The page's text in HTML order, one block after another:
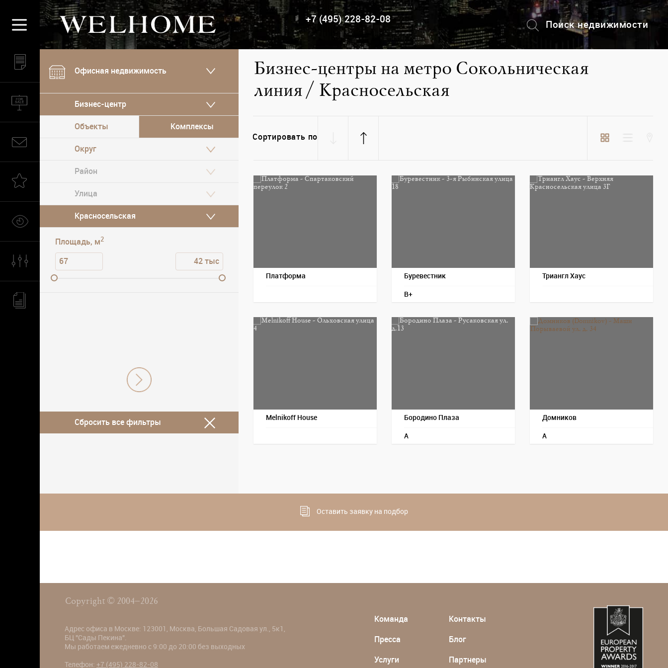
+7 (495) 228-82-08
Поиск недвижимости
+7 (495) 228-82-08
Офисная недвижимость
Бизнес-центр
Объекты Комплексы
Округ
Красносельская
Площадь, м2
Сбросить все фильтры
Бизнес-центры на метро Сокольническая
линия / Красносельская
Сортировать по
Платформа Буревестник
B+
Триангл Хаус
Melnikoff House Бородино Плаза
A
Домников
A
Оставить заявку на подбор
Copyright © 2004–2026
Адрес офиса в Москве: 123001, Москва, Большая Садовая ул., 5к1,
БЦ "Сады Пекина".
Мы работаем ежедневно с 9:00 до 20:00 без выходных
Телефон: +7 (495) 228-82-08
Команда
Пресса
Услуги
Контакты
Блог
Партнеры